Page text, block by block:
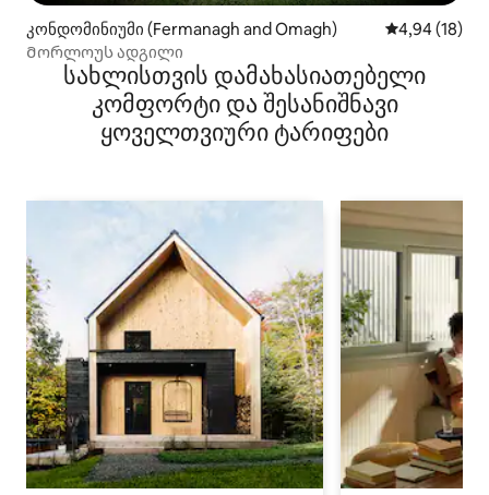
კონდომინიუმი (Fermanagh and Omagh) საშუალო
4,94 (18)
Მორლოუს ადგილი
სახლისთვის დამახასიათებელი
კომფორტი და შესანიშნავი
ყოველთვიური ტარიფები